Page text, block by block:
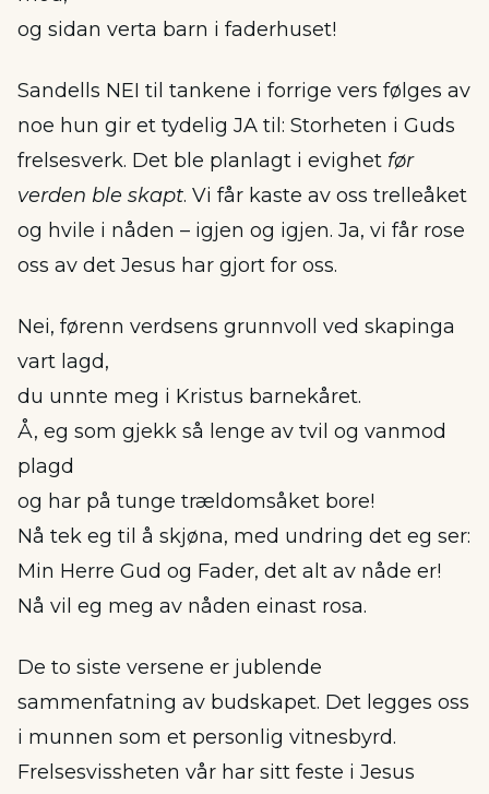
og sidan verta barn i faderhuset!
Sandells NEI til tankene i forrige vers følges av
noe hun gir et tydelig JA til: Storheten i Guds
frelsesverk. Det ble planlagt i evighet før
verden ble skapt. Vi får kaste av oss trelleåket
og hvile i nåden – igjen og igjen. Ja, vi får rose
oss av det Jesus har gjort for oss.
Nei, førenn verdsens grunnvoll ved skapinga
vart lagd,
du unnte meg i Kristus barnekåret.
Å, eg som gjekk så lenge av tvil og vanmod
plagd
og har på tunge trældomsåket bore!
Nå tek eg til å skjøna, med undring det eg ser:
Min Herre Gud og Fader, det alt av nåde er!
Nå vil eg meg av nåden einast rosa.
De to siste versene er jublende
sammenfatning av budskapet. Det legges oss
i munnen som et personlig vitnesbyrd.
Frelsesvissheten vår har sitt feste i Jesus